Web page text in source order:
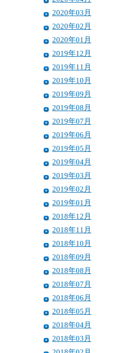
2020年03月
2020年02月
2020年01月
2019年12月
2019年11月
2019年10月
2019年09月
2019年08月
2019年07月
2019年06月
2019年05月
2019年04月
2019年03月
2019年02月
2019年01月
2018年12月
2018年11月
2018年10月
2018年09月
2018年08月
2018年07月
2018年06月
2018年05月
2018年04月
2018年03月